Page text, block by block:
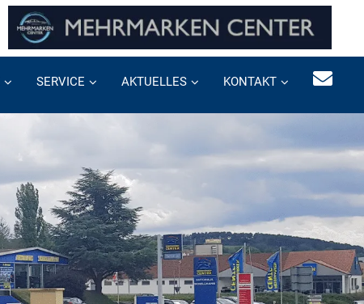
SERVICE AKTUELLES KONTAKT